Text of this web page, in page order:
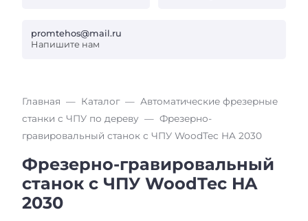
promtehos@mail.ru
Напишите нам
Главная Каталог
Автоматические фрезерные
станки с ЧПУ по дереву
Фрезерно-
гравировальный станок с ЧПУ WoodTec HA 2030
Фрезерно-гравировальный
станок с ЧПУ WoodTec HA
2030